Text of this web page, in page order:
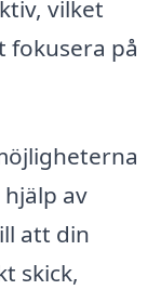
vilket
fokusera på
av
att din
skick,